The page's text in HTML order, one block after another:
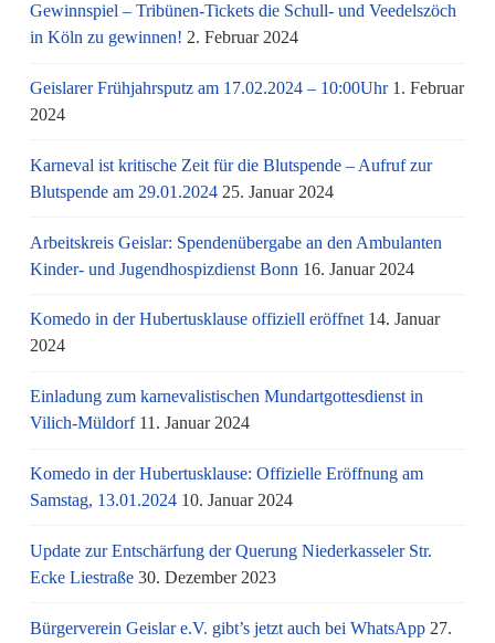
Gewinnspiel – Tribünen-Tickets die Schull- und Veedelszöch
in Köln zu gewinnen! 2. Februar 2024
Geislarer Frühjahrsputz am 17.02.2024 – 10:00Uhr 1. Februar
2024
Karneval ist kritische Zeit für die Blutspende – Aufruf zur
Blutspende am 29.01.2024 25. Januar 2024
Arbeitskreis Geislar: Spendenübergabe an den Ambulanten
Kinder- und Jugendhospizdienst Bonn 16. Januar 2024
Komedo in der Hubertusklause offiziell eröffnet 14. Januar
2024
Einladung zum karnevalistischen Mundartgottesdienst in
Vilich-Müldorf 11. Januar 2024
Komedo in der Hubertusklause: Offizielle Eröffnung am
Samstag, 13.01.2024 10. Januar 2024
Update zur Entschärfung der Querung Niederkasseler Str.
Ecke Liestraße 30. Dezember 2023
Bürgerverein Geislar e.V. gibt’s jetzt auch bei WhatsApp 27.